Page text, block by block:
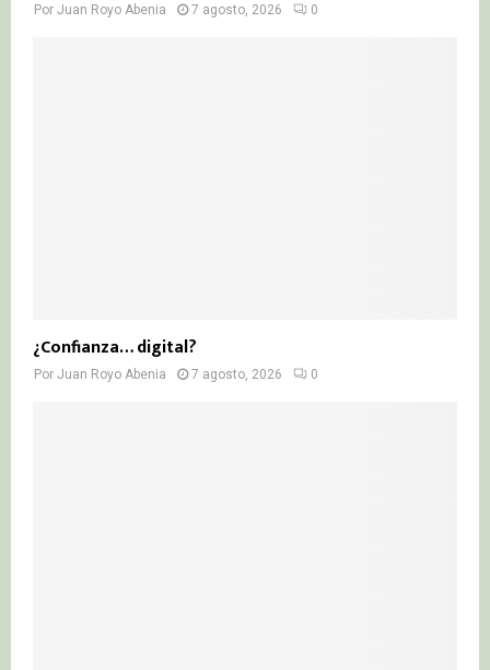
Por Juan Royo Abenia 7 agosto, 2026 0
¿Confianza… digital?
Por Juan Royo Abenia 7 agosto, 2026 0